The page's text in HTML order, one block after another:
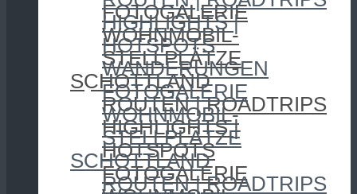
FOTOGALERIE
WOHNMOBIL-
STELLPLÄTZE
SCHOTTLAND
ROUTEN | ROADTRIPS
HIGHLIGHTS |
HOTSPOTS
FOTOGALERIE
HIGHLIGHTS |
HOTSPOTS
WANDERUNGEN
FOTOGALERIE
WOHNMOBIL-
STELLPLÄTZE
SCHOTTLAND
ROUTEN | ROADTRIPS